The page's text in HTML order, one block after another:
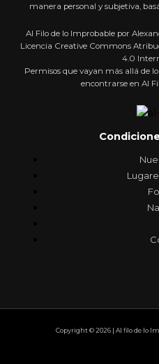
manera personal y subjetiva,
Al Filo de lo Improbable por
Licencia Creative Commons
4.0
Permisos que vayan más allá de
encontrarse en Al
Copyright © 2026 | Al filo de lo